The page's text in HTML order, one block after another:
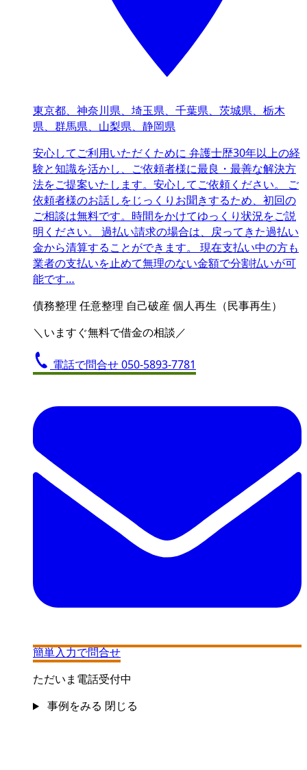
東京都、神奈川県、埼玉県、千葉県、茨城県、栃木
県、群馬県、山梨県、静岡県
安心してご利用いただくために 弁護士歴30年以上の経
験と知識を活かし、ご依頼者様に最良・最善な解決方
法をご提案いたします。安心してご依頼ください。 ご
依頼者様のお話しをじっくりお聞きするため、初回の
ご相談は無料です。時間をかけてゆっくり状況をご説
明ください。 過払い請求の場合は、戻ってきた過払い
金から清算することができます。 現在支払い中の方も
業者の支払いを止めて無理のない金額で分割払いが可
能です…
債務整理任意整理 自己破産個人再生（民事再生）
＼いますぐ無料で借金の相談／
電話で問合せ050-5893-7781
簡単入力で問合せ
ただいま電話受付中
事例をみる 閉じる